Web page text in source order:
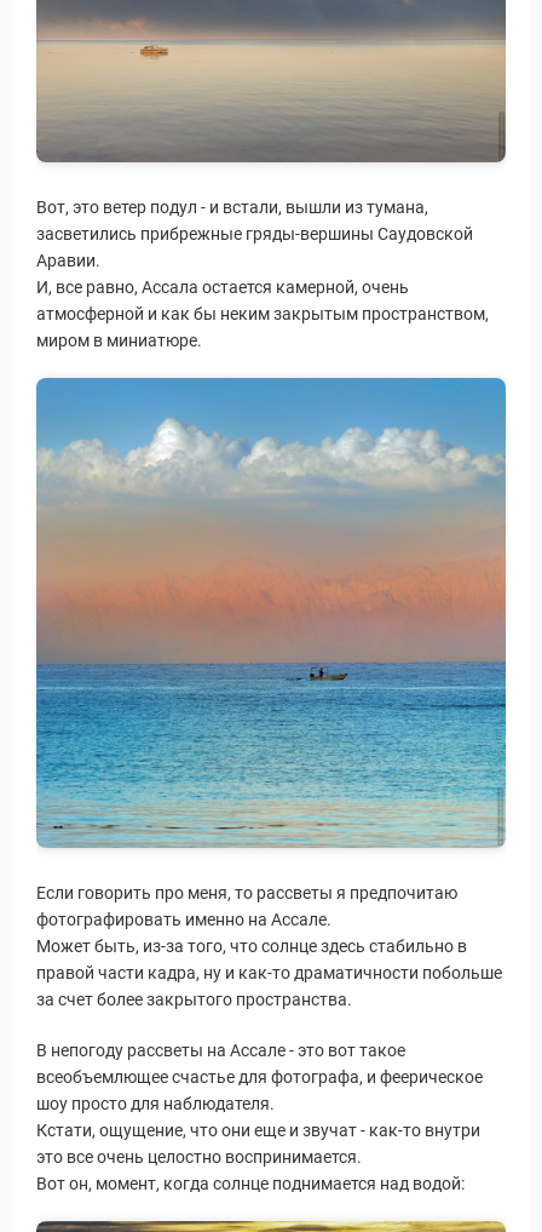
Вот, это ветер подул - и встали, вышли из тумана,
засветились прибрежные гряды-вершины Саудовской
Аравии.
И, все равно, Ассала остается камерной, очень
атмосферной и как бы неким закрытым пространством,
миром в миниатюре.
Если говорить про меня, то рассветы я предпочитаю
фотографировать именно на Ассале.
Может быть, из-за того, что солнце здесь стабильно в
правой части кадра, ну и как-то драматичности побольше
за счет более закрытого пространства.
В непогоду рассветы на Ассале - это вот такое
всеобъемлющее счастье для фотографа, и феерическое
шоу просто для наблюдателя.
Кстати, ощущение, что они еще и звучат - как-то внутри
это все очень целостно воспринимается.
Вот он, момент, когда солнце поднимается над водой: